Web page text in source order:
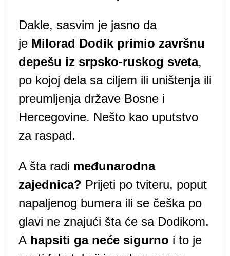
Dakle, sasvim je jasno da
je Milorad Dodik primio završnu
depešu iz srpsko-ruskog sveta,
po kojoj dela sa ciljem ili uništenja ili
preumljenja države Bosne i
Hercegovine. Nešto kao uputstvo
za raspad.
A šta radi međunarodna
zajednica? Prijeti po tviteru, poput
napaljenog bumera ili se češka po
glavi ne znajući šta će sa Dodikom.
A hapsiti ga neće sigurno i to je